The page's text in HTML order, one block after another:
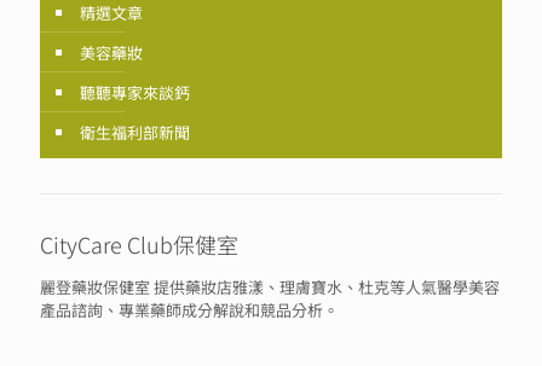
精選文章
美容藥妝
聽聽專家來談鈣
衛生福利部新聞
CityCare Club保健室
麗登藥妝保健室 提供藥妝店雅漾、理膚寶水、杜克等人氣醫學美容
產品諮詢、專業藥師成分解說和競品分析。